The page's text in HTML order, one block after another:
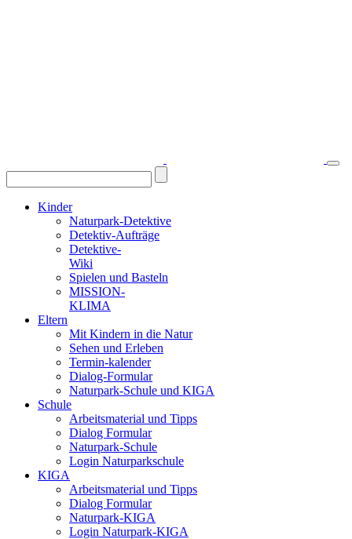
Kinder
Naturpark-Detektive
Detektiv-Aufträge
Detektive-
Wiki
Spielen und Basteln
MISSION-
KLIMA
Eltern
Mit Kindern in die Natur
Sehen und Erleben
Termin-kalender
Dialog-Formular
Naturpark-Schule und KIGA
Schule
Arbeitsmaterial und Tipps
Dialog Formular
Naturpark-Schule
Login Naturparkschule
KIGA
Arbeitsmaterial und Tipps
Dialog Formular
Naturpark-KIGA
Login Naturpark-KIGA